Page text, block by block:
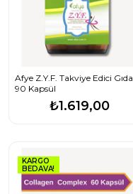
Afye Z.Y.F. Takviye Edici Gıda
90 Kapsül
₺1.619,00
KARGO
BEDAVA!